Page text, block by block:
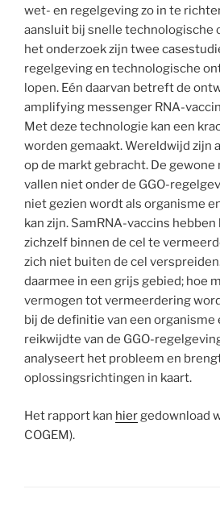
wet- en regelgeving zo in te
aansluit bij snelle technologische
het onderzoek zijn twee
regelgeving en technologische
lopen. Eén daarvan betreft de
amplifying messenger RNA-
Met deze technologie kan een
worden gemaakt. Wereldwijd zijn
op de markt gebracht. De gewone
vallen niet onder de GGO-
niet gezien wordt als organisme
kan zijn. SamRNA-vaccins
zichzelf binnen de cel te
zich niet buiten de cel
daarmee in een grijs gebied; hoe
vermogen tot vermeerdering
bij de definitie van een organisme
reikwijdte van de GGO-
analyseert het probleem en
oplossingsrichtingen in kaart.
Het rapport kan hiergedownload
COGEM).